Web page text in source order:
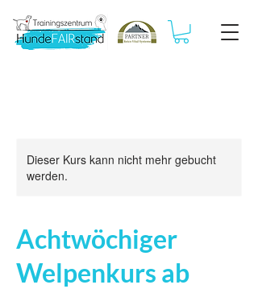
Dieser Kurs kann nicht mehr gebucht
werden.
Achtwöchiger
Welpenkurs ab